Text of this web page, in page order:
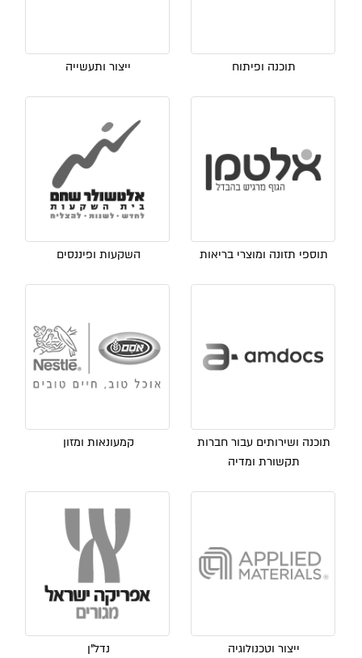
תוכנה ופיתוח ייצור ותעשייה
תוספי תזונה ומוצרי בריאות השקעות ופיננסים
תוכנה ושירותים עבור חברות
תקשורת ומדיה
קמעונאות ומזון
ייצור וטכנולוגיה נדל"ן